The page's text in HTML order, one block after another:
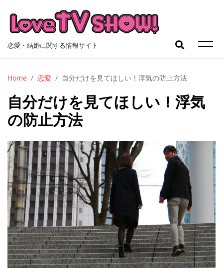
content
恋愛・結婚に関する情報サイト
検
索:
Home 恋愛 自分だけを見てほしい！浮気の防止方法
自分だけを見てほしい！浮気
の防止方法